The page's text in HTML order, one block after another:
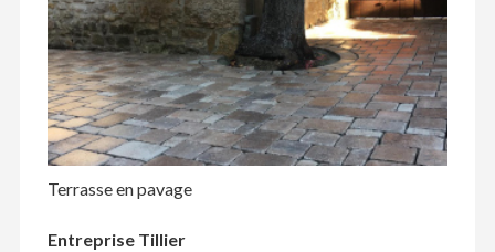
Terrasse en pavage
Entreprise Tillier